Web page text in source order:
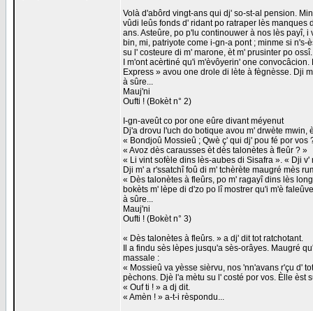
Volà d'abôrd vingt-ans qui dj' so-st-al pension.
vûdi leûs fonds d' ridant po ratraper lès
ans. Asteûre, po p'lu continouwer à nos lès payî,
bin, mi, patriyote come i-gn-a pont ; minme si
su l' costeure di m' marone, èt m' prusinter po ossî.
I m'ont acèrtiné qu'i m'èvôyerin' one
Express » avou one drole di lète à fègnèsse. Dji
à sûre...
Mauj'ni
Oufti ! (Bokèt n° 2)
I-gn-aveût co por one eûre divant méyenut
Dj'a drovu l'uch do botique avou m' drwète
« Bondjoû Mossieû ; Qwè ç' qui dj' pou fé por vos
« Avoz dès carausses èt dès talonètes à fleûr ? »
« Li vint sofèle dins lès-aubes di Sisafra ». « Dji
Dji m' a r'ssatchî foû di m' tchèrète maugré mès
« Dès talonètes à fleûrs, po m' ragayî dins lès
bokèts m' lèpe di d'zo po lî mostrer qu'i m'è
à sûre...
Mauj'ni
Oufti ! (Bokèt n° 3)
« Dès talonètes à fleûrs. » a dj' dit tot ratchotant.
Il a findu sès lèpes jusqu'a sès-orâyes. Maugré
massale :
« Mossieû va yèsse sièrvu, nos 'nn'avans r'çu d'
pèchons. Djè l'a mètu su l' costé por vos. Èlle èst
« Ouf ti ! » a dj dit.
« Amèn ! » a-t-i rèspondu...